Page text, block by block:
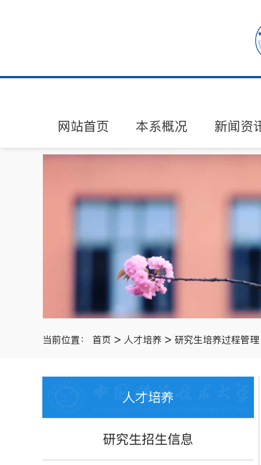
网站首页 本系概况 新闻资
当前位置： 首页 > 人才培养 > 研究生培养过程管理
人才培养
研究生招生信息